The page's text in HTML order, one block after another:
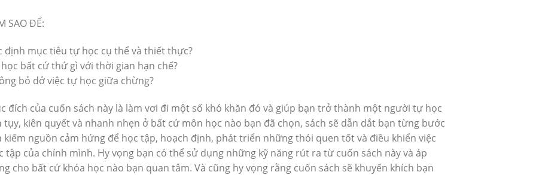
SAO ĐỂ:
định mục tiêu tự học cụ thể và thiết thực?
bất cứ thứ gì với thời gian hạn chế?
bỏ dở việc tự học giữa chừng?
đích của cuốn sách này là làm vơi đi một số khó khăn đó và giúp bạn trở thành một người tự học
tụy, kiên quyết và nhanh nhẹn ở bất cứ môn học nào bạn đã chọn, sách sẽ dẫn dắt bạn từng bước
kiếm nguồn cảm hứng để học tập, hoạch định, phát triển những thói quen tốt và điều khiển việc
tập của chính mình. Hy vọng bạn có thể sử dụng những kỹ năng rút ra từ cuốn sách này và áp
cho bất cứ khóa học nào bạn quan tâm. Và cũng hy vọng rằng cuốn sách sẽ khuyến khích bạn